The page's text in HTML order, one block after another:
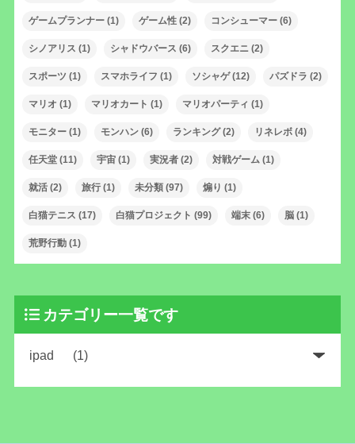
ゲームプランナー(1) ゲーム性(2) コンシューマー(6)
シノアリス (1) シャドウバース (6) スクエニ(2)
スポーツ (1) スマホライフ (1) ソシャゲ(12) パズドラ (2)
マリオ (1) マリオカート (1) マリオパーティ (1)
モニター(1) モンハン(6) ランキング(2) リネレボ(4)
任天堂(11) 宇宙(1) 実況者(2) 対戦ゲーム(1)
就活(2) 旅行(1) 未分類(97) 煽り (1)
白猫テニス (17) 白猫プロジェクト (99) 端末(6) 脳(1)
荒野行動(1)
カテゴリー一覧です